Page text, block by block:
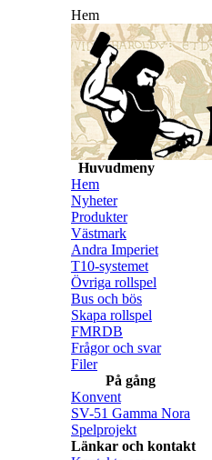
Hem
Huvudmeny
Hem
Nyheter
Produkter
Västmark
Andra Imperiet
T10-systemet
Övriga rollspel
Bus och bös
Skapa rollspel
FMRDB
Frågor och svar
Filer
På gång
Konvent
SV-51 Gamma Nora
Spelprojekt
Länkar och kontakt